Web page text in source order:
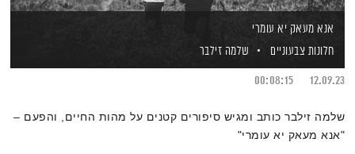
אנא מעאק יא עומרי
חלונות צבעוניים
שלמה זילבר
12.09.23
00:08:15
שלמה זילבר כותב ומגיש סיפורים קטנים על מהות החיים, והפעם –
"אנא מעאק יא עומרי"